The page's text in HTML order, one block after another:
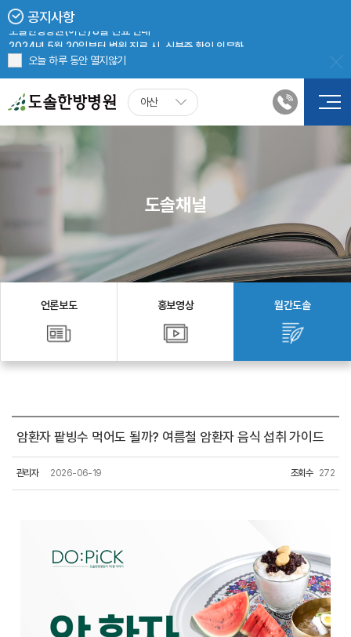
공지사항
도솔한방병원(아산) 8월 진료 안내
2024년 5월 20일부터 병원 진료 시, 신분증 확인 의무화
보건복지부 <의한협진 의료기관> 선정
도솔한방병원 첩약(한약) 처방 시, 건강보험 적용
오늘 하루 동안 열지않기
아산
도솔채널
언론보도 홍보영상 월간도솔
암환자 팥빙수 먹어도 될까? 여름철 암환자 음식 섭취 가이드
관리자 2026-06-19 조회수 272